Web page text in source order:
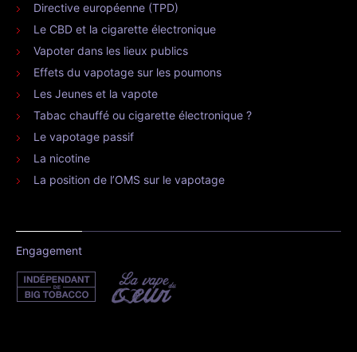
Directive européenne (TPD)
Le CBD et la cigarette électronique
Vapoter dans les lieux publics
Effets du vapotage sur les poumons
Les Jeunes et la vapote
Tabac chauffé ou cigarette électronique ?
Le vapotage passif
La nicotine
La position de l’OMS sur le vapotage
Engagement